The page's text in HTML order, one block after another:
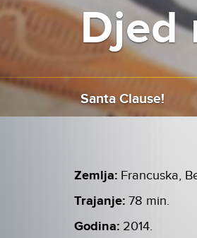
Djed
Santa Clause!
Zemlja: Francuska,
Trajanje: 78 min.
Godina: 2014.